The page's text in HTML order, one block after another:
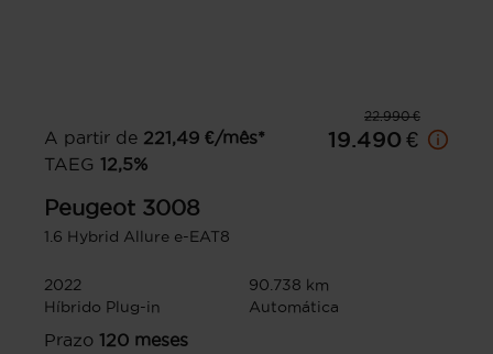
22.990 €
A partir de 221,49 €/mês*
TAEG 12,5%
19.490 €
Peugeot 3008
1.6 Hybrid Allure e-EAT8
2022
90.738 km
Híbrido Plug-in
Automática
Prazo 120 meses